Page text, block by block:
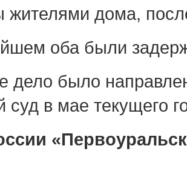
жителями дома,
оба были
дело было
суд в мае текущего